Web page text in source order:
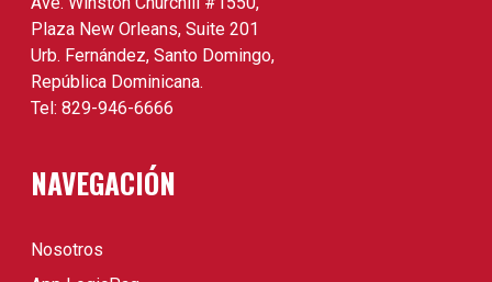
Plaza New Orleans, Suite 201
Urb. Fernández, Santo Domingo,
República Dominicana.
Tel: 829-946-6666
NAVEGACIÓN
Nosotros